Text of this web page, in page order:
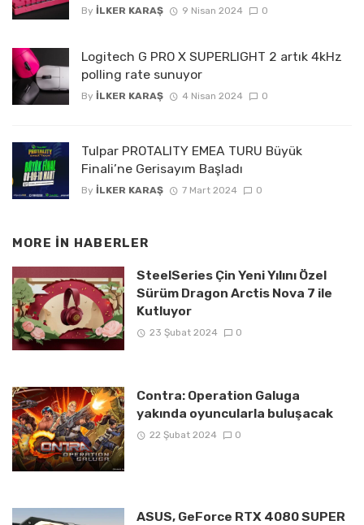
By İLKER KARAŞ 9 Nisan 2024 0
Logitech G PRO X SUPERLIGHT 2 artık 4kHz
polling rate sunuyor
By İLKER KARAŞ 4 Nisan 2024 0
Tulpar PROTALITY EMEA TURU Büyük
Finali’ne Gerisayım Başladı
By İLKER KARAŞ 7 Mart 2024 0
MORE IN HABERLER
SteelSeries Çin Yeni Yılını Özel
Sürüm Dragon Arctis Nova 7 ile
Kutluyor
23 Şubat 2024 0
Contra: Operation Galuga
yakında oyuncularla buluşacak
22 Şubat 2024 0
ASUS, GeForce RTX 4080 SUPER